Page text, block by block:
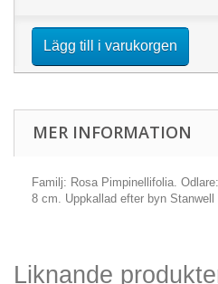
Lägg till i varukorgen
MER INFORMATION
Familj: Rosa Pimpinellifolia.
8 cm. Uppkallad efter byn Stanwell
Liknande